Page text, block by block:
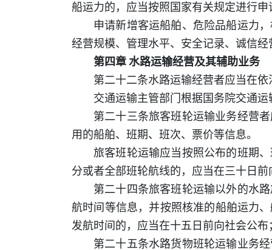
船运力的，应当按照国家有关规定进行申
申请新增客运船舶、危险品船运力
经营规模、管理水平、安全记录、诚信
第四章 水路运输经营及其辅助业务
第二十二条水路运输经营者应当在
交通运输主管部门根据国务院交通
第二十三条旅客班轮运输业务经营
用的船舶、班期、班次、票价等信息。
旅客班轮运输应当按照公布的班期
分或者全部班轮航线的，应当在三十日
第二十四条旅客班轮运输以外的水
航时间等信息，并按照核准的船舶运力
发航时间的，应当在十五日前向社会公
第二十五条水路货物班轮运输业务